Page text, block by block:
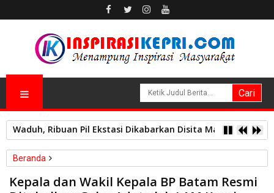
Operasi Senyap, Diskotik HH Club Planet 3.0 Batam
Beranda
Kepala dan Wakil Kepala BP Batam Resmi Ditabalkan Gelar Adat
Kepala dan Wakil Kepala BP Batam Resmi